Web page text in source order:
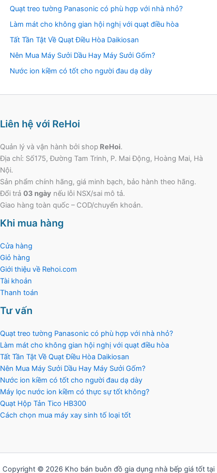
Quạt treo tường Panasonic có phù hợp với nhà nhỏ?
Làm mát cho không gian hội nghị với quạt điều hòa
Tất Tần Tật Về Quạt Điều Hòa Daikiosan
Nên Mua Máy Sưởi Dầu Hay Máy Sưởi Gốm?
Nước ion kiềm có tốt cho người đau dạ dày
Liên hệ với ReHoi
Quản lý và vận hành bởi shop ReHoi.
Địa chỉ: Số175, Đường Tam Trinh, P. Mai Động, Hoàng Mai, Hà
Nội.
Sản phẩm chính hãng, giá minh bạch, bảo hành theo hãng.
Đổi trả 03 ngày nếu lỗi NSX/sai mô tả.
Giao hàng toàn quốc – COD/chuyển khoản.
Khi mua hàng
Cửa hàng
Giỏ hàng
Giới thiệu về Rehoi.com
Tài khoản
Thanh toán
Tư vấn
Quạt treo tường Panasonic có phù hợp với nhà nhỏ?
Làm mát cho không gian hội nghị với quạt điều hòa
Tất Tần Tật Về Quạt Điều Hòa Daikiosan
Nên Mua Máy Sưởi Dầu Hay Máy Sưởi Gốm?
Nước ion kiềm có tốt cho người đau dạ dày
Máy lọc nước ion kiềm có thực sự tốt không?
Quạt Hộp Tản Tico HB300
Cách chọn mua máy xay sinh tố loại tốt
Copyright © 2026 Kho bán buôn đồ gia dụng nhà bếp giá tốt tại